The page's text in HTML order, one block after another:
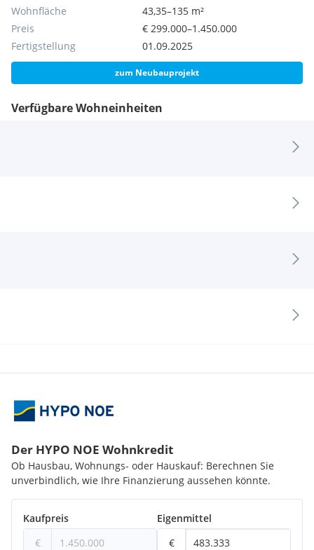
Der Vermittler ist als Doppelmakler tätig.
Verfügbare Wohneinheiten
Wohnfläche
43,35–135 m²
Preis
€ 299.000–1.450.000
Fertigstellung
01.09.2025
zum Neubauprojekt
Der HYPO NOE Wohnkredit
Ob Hausbau, Wohnungs- oder Hauskauf: Berechnen Sie
unverbindlich, wie Ihre Finanzierung aussehen könnte.
Kaufpreis
€
Eigenmittel
€